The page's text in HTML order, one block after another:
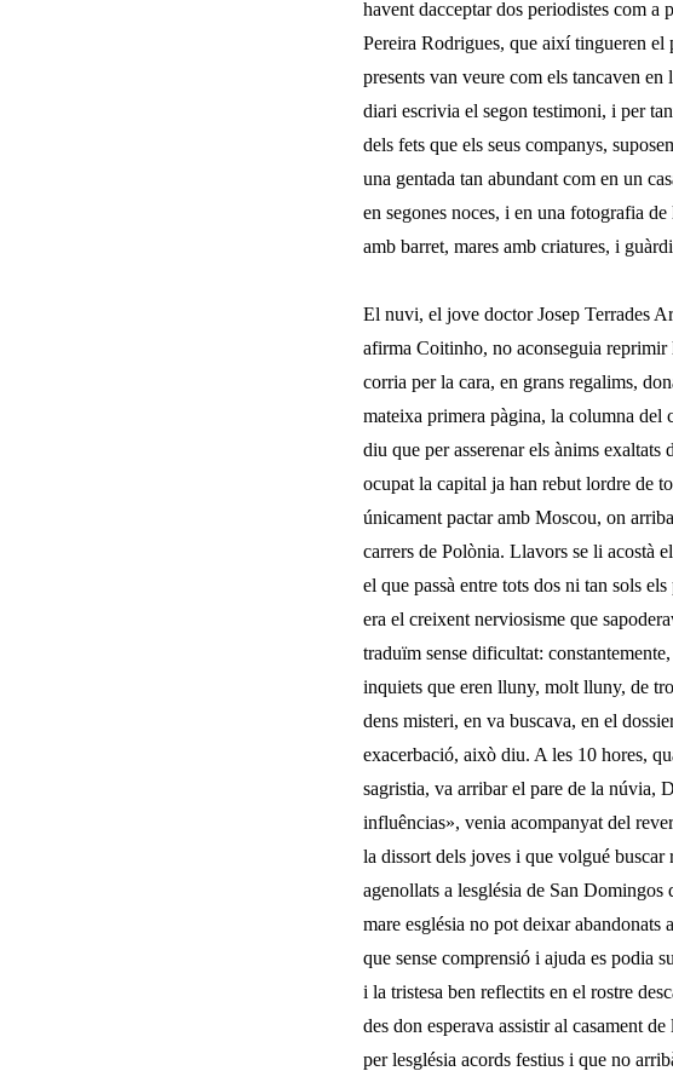
havent dacceptar dos periodistes com
Pereira Ro­drigues, que així tingueren
presents van veure com els tanca­ven
diari escrivia el segon testimoni, i per
dels fets que els seus com­panys,
una gentada tan abundant com en un
en segones noces, i en una fotografia
amb barret, mares amb criatures, i
El nuvi, el jove doctor Josep Terrades
afirma Coitinho, no aconseguia reprimir
corria per la cara, en grans regalims,
mateixa primera pàgina, la columna del
diu que per asserenar els ànims
ocu­pat la capital ja han rebut lordre de
únicament pactar amb Moscou, on
carrers de Polònia. Llavors se li acostà
el que passà entre tots dos ni tan sols
era el creixent nerviosisme que
traduïm sense dificultat:
inquiets que eren lluny, molt lluny, de
dens misteri, en va buscava, en el
exacerbació, això diu. A les 10 hores,
sagris­tia, va arribar el pare de la núvia,
influências», venia acompa­nyat del
la dissort dels joves i que volgué buscar
agenollats a lesglésia de San
mare església no pot deixar abandonats
que sense comprensió i ajuda es podia
i la tristesa ben reflectits en el rostre
des don esperava assistir al casament
per lesglésia acords festius i que no